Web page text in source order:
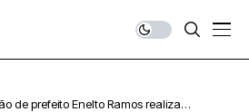
de prefeito Enelto Ramos realiza